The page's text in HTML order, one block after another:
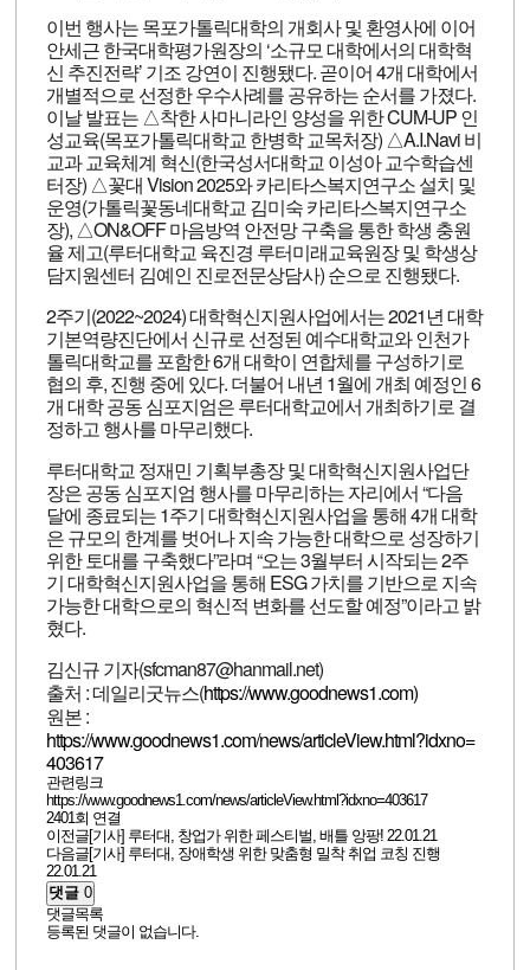
이번 행사는 목포가톨릭대학의 개회사 및 환영사에 이어
안세근 한국대학평가원장의 ‘소규모 대학에서의 대학혁
신 추진전략’ 기조 강연이 진행됐다. 곧이어 4개 대학에서
개별적으로 선정한 우수사례를 공유하는 순서를 가졌다.
이날 발표는 △착한 사마니라인 양성을 위한 CUM-UP 인
성교육(목포가톨릭대학교 한병학 교목처장) △A.I.Navi 비
교과 교육체계 혁신(한국성서대학교 이성아 교수학습센
터장) △꽃대 Vision 2025와 카리타스복지연구소 설치 및
운영(가톨릭꽃동네대학교 김미숙 카리타스복지연구소
장), △ON&OFF 마음방역 안전망 구축을 통한 학생 충원
율 제고(루터대학교 육진경 루터미래교육원장 및 학생상
담지원센터 김예인 진로전문상담사) 순으로 진행됐다.
2주기(2022~2024) 대학혁신지원사업에서는 2021년 대학
기본역량진단에서 신규로 선정된 예수대학교와 인천가
톨릭대학교를 포함한 6개 대학이 연합체를 구성하기로
협의 후, 진행 중에 있다. 더불어 내년 1월에 개최 예정인 6
개 대학 공동 심포지엄은 루터대학교에서 개최하기로 결
정하고 행사를 마무리했다.
루터대학교 정재민 기획부총장 및 대학혁신지원사업단
장은 공동 심포지엄 행사를 마무리하는 자리에서 “다음
달에 종료되는 1주기 대학혁신지원사업을 통해 4개 대학
은 규모의 한계를 벗어나 지속 가능한 대학으로 성장하기
위한 토대를 구축했다”라며 “오는 3월부터 시작되는 2주
기 대학혁신지원사업을 통해 ESG 가치를 기반으로 지속
가능한 대학으로의 혁신적 변화를 선도할 예정”이라고 밝
혔다.
김신규 기자(sfcman87@hanmail.net)
출처 : 데일리굿뉴스(https://www.goodnews1.com)
원본 :
https://www.goodnews1.com/news/articleView.html?idxno=
403617
관련링크
https://www.goodnews1.com/news/articleView.html?idxno=403617
2401회 연결
이전글[기사] 루터대, 창업가 위한 페스티벌, 배틀 앙팡! 22.01.21
다음글[기사] 루터대, 장애학생 위한 맞춤형 밀착 취업 코칭 진행
22.01.21
댓글 0
댓글목록
등록된 댓글이 없습니다.